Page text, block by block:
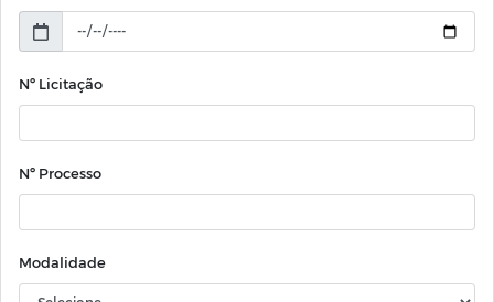
Nº Licitação
Nº Processo
Modalidade